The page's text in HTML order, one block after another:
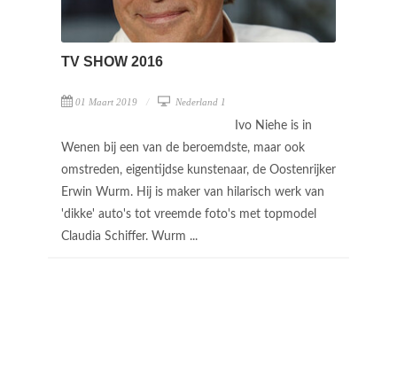
TV SHOW 2016
01 Maart 2019 Nederland 1
Ivo Niehe is in
Wenen bij een van de beroemdste, maar ook
omstreden, eigentijdse kunstenaar, de Oostenrijker
Erwin Wurm. Hij is maker van hilarisch werk van
'dikke' auto's tot vreemde foto's met topmodel
Claudia Schiffer. Wurm ...